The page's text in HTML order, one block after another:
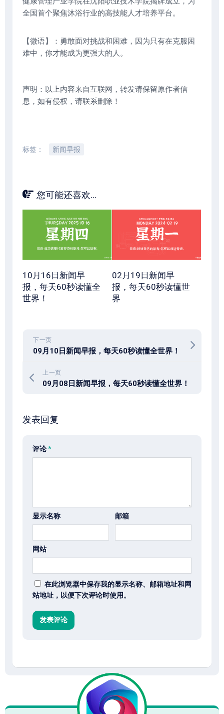
全国首个聚焦沐浴行业的高技能人才培养平台。
【微语】：勇敢面对挑战和困难，因为只有在克服困
难中，你才能成为更强大的人。
声明：以上内容来自互联网，转发请保留原作者信
息，如有侵权，请联系删除！
标签： 新闻早报
您可能还喜欢...
10月16日新闻早
报，每天60秒读懂全
世界！
02月19日新闻早
报，每天60秒读懂世
界
下一页
09月10日新闻早报，每天60秒读懂全世界！
上一页
09月08日新闻早报，每天60秒读懂全世界！
发表回复
评论*
显示名称 邮箱
网站
在此浏览器中保存我的显示名称、邮箱地址和网
站地址，以便下次评论时使用。